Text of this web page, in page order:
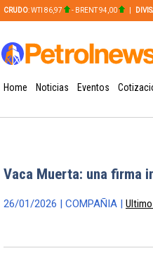
CRUDO: WTI 86,97 - BRENT 94,00
Home Noticias Eventos
Vaca Muerta: una firma
26/01/2026 | COMPAÑIA |